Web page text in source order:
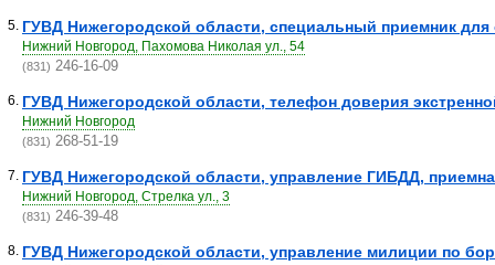
5. ГУВД Нижегородской области, специальный приемник для
Нижний Новгород, Пахомова Николая ул., 54
(831) 246-16-09
6. ГУВД Нижегородской области, телефон доверия
Нижний Новгород
(831) 268-51-19
7. ГУВД Нижегородской области, управление ГИБДД,
Нижний Новгород, Стрелка ул., 3
(831) 246-39-48
8. ГУВД Нижегородской области, управление милиции по